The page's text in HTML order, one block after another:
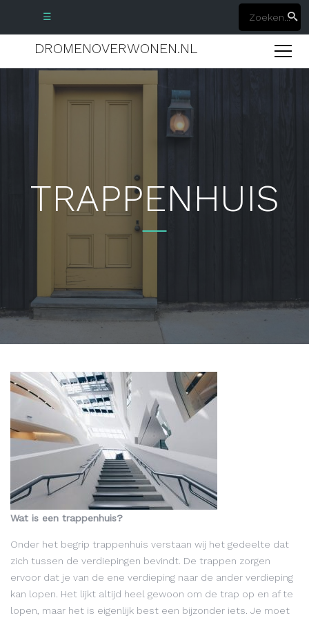
☰
DROMENOVERWONEN.NL
TRAPPENHUIS
Wat is een trappenhuis?
Onder het begrip trappenhuis verstaan wij het gedeelte dat
zich tussen de verdiepingen bevindt. De trappen zorgen
ervoor dat je van de ene verdieping naar de ander verdieping
kan lopen. Het lijkt altijd heel gewoon om de trap op en af te
lopen, maar het is eigenlijk best een bijzonder iets. Je moet